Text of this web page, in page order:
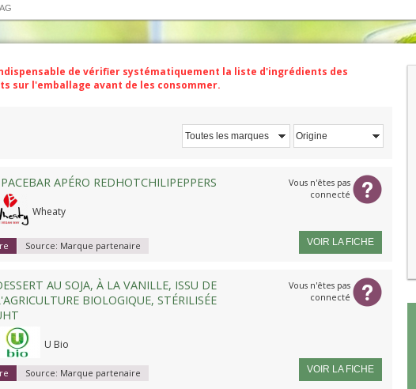
de vérifier systématiquement la liste d'ingrédients des
sur l'emballage avant de les consommer.
Origine
Toutes les marques
APÉRO REDHOTCHILIPEPPERS
Wheaty
Source: Marque partenaire
Vous n'êtes pas
connecté
VOIR LA FICHE
AU SOJA, À LA VANILLE, ISSU DE
BIOLOGIQUE, STÉRILISÉE
U Bio
Source: Marque partenaire
Vous n'êtes pas
connecté
VOIR LA FICHE